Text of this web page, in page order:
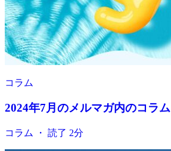
コラム
2024年7月のメルマガ内のコラム
コラム ・ 読了 2分